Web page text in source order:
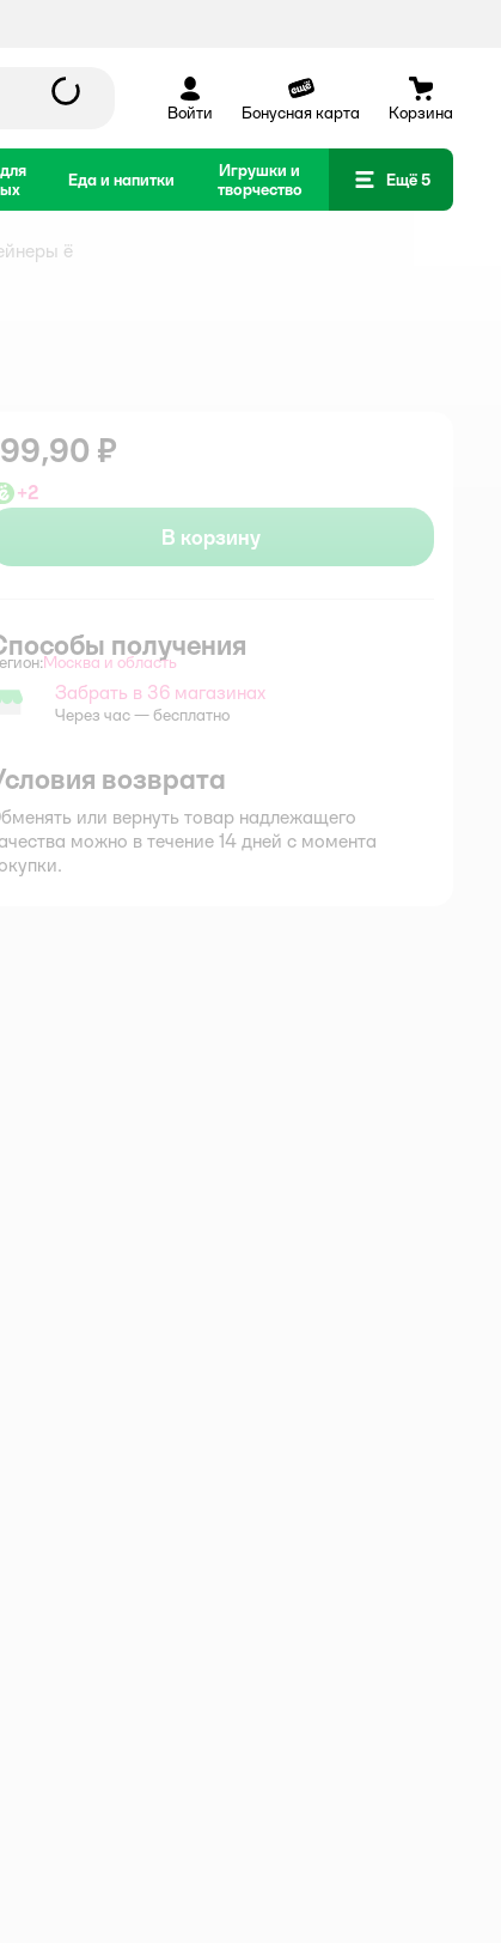
Войти Бонусная карта Корзина
Еда и напитки
Игрушки и
творчество
Ещё 5
ё
₽
+2
В корзину
получения
Выбор адреса доставки.
Москва и область
в магазине
Забрать в 36 магазинах
Через час — бесплатно
возврата
или вернуть товар надлежащего
можно в течение 14 дней с момента